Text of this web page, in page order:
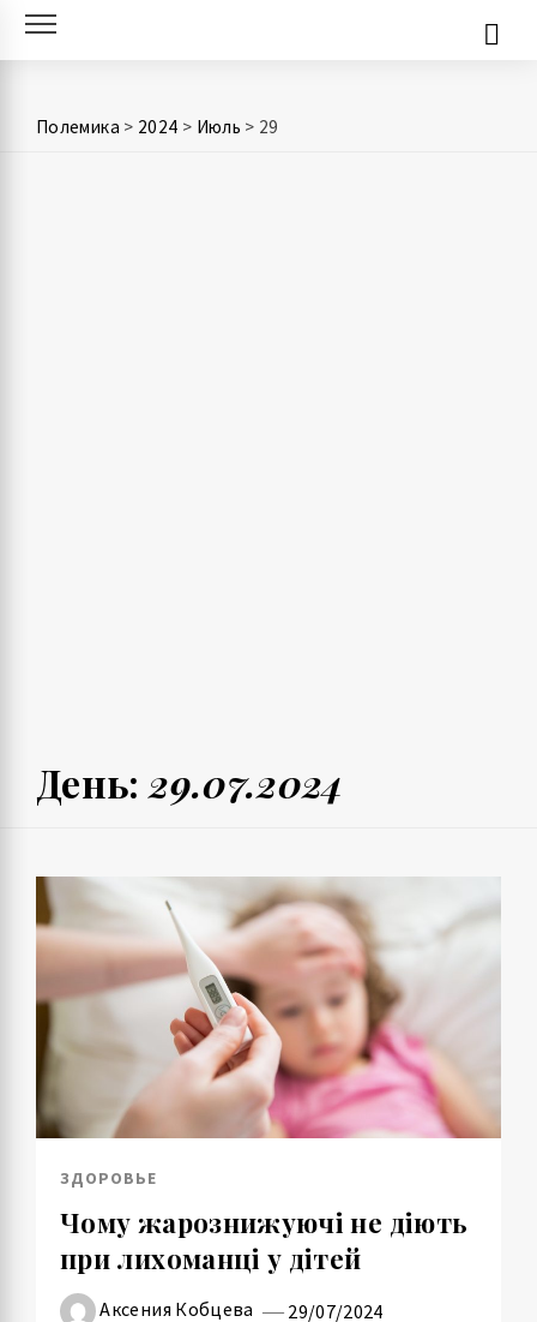
Skip
Полемика > 2024 > Июль > 29
День:29.07.2024
ЗДОРОВЬЕ
Чому жарознижуючі не діють
при лихоманці у дітей
Аксения Кобцева 29/07/2024